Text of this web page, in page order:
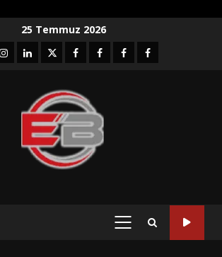
25 Temmuz 2026
Instagram
LinkedIntwitterfacebook-Facebook-
Facebook-Facebook-
PRIMARY